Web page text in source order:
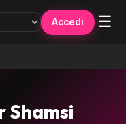
Accedi ☰
Shamsi